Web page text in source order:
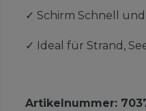
✓ Schirm Schnell
✓ Ideal für Strand,
Artikelnummer: